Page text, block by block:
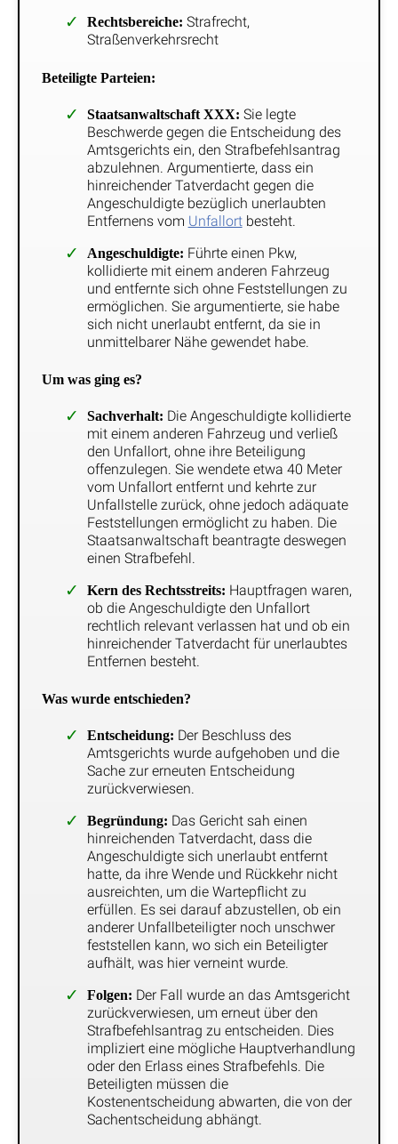
Rechtsbereiche: Strafrecht,
Straßenverkehrsrecht
Beteiligte Parteien:
Staatsanwaltschaft XXX: Sie legte
Beschwerde gegen die Entscheidung des
Amtsgerichts ein, den Strafbefehlsantrag
abzulehnen. Argumentierte, dass ein
hinreichender Tatverdacht gegen die
Angeschuldigte bezüglich unerlaubten
Entfernens vom Unfallortbesteht.
Angeschuldigte: Führte einen Pkw,
kollidierte mit einem anderen Fahrzeug
und entfernte sich ohne Feststellungen zu
ermöglichen. Sie argumentierte, sie habe
sich nicht unerlaubt entfernt, da sie in
unmittelbarer Nähe gewendet habe.
Um was ging es?
Sachverhalt: Die Angeschuldigte kollidierte
mit einem anderen Fahrzeug und verließ
den Unfallort, ohne ihre Beteiligung
offenzulegen. Sie wendete etwa 40 Meter
vom Unfallort entfernt und kehrte zur
Unfallstelle zurück, ohne jedoch adäquate
Feststellungen ermöglicht zu haben. Die
Staatsanwaltschaft beantragte deswegen
einen Strafbefehl.
Kern des Rechtsstreits: Hauptfragen waren,
ob die Angeschuldigte den Unfallort
rechtlich relevant verlassen hat und ob ein
hinreichender Tatverdacht für unerlaubtes
Entfernen besteht.
Was wurde entschieden?
Entscheidung: Der Beschluss des
Amtsgerichts wurde aufgehoben und die
Sache zur erneuten Entscheidung
zurückverwiesen.
Begründung: Das Gericht sah einen
hinreichenden Tatverdacht, dass die
Angeschuldigte sich unerlaubt entfernt
hatte, da ihre Wende und Rückkehr nicht
ausreichten, um die Wartepflicht zu
erfüllen. Es sei darauf abzustellen, ob ein
anderer Unfallbeteiligter noch unschwer
feststellen kann, wo sich ein Beteiligter
aufhält, was hier verneint wurde.
Folgen: Der Fall wurde an das Amtsgericht
zurückverwiesen, um erneut über den
Strafbefehlsantrag zu entscheiden. Dies
impliziert eine mögliche Hauptverhandlung
oder den Erlass eines Strafbefehls. Die
Beteiligten müssen die
Kostenentscheidung abwarten, die von der
Sachentscheidung abhängt.